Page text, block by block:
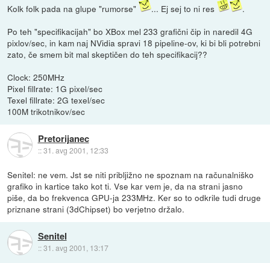
Kolk folk pada na glupe "rumorse"
... Ej sej to ni res
.
Po teh "specifikacijah" bo XBox mel 233 grafični čip in naredil 4G
pixlov/sec, in kam naj NVidia spravi 18 pipeline-ov, ki bi bli potrebni
zato, če smem bit mal skeptičen do teh specifikacij??
Clock: 250MHz
Pixel fillrate: 1G pixel/sec
Texel fillrate: 2G texel/sec
100M trikotnikov/sec
Pretorijanec
::31. avg 2001, 12:33
Senitel: ne vem. Jst se niti pribljižno ne spoznam na računalniško
grafiko in kartice tako kot ti. Vse kar vem je, da na strani jasno
piše, da bo frekvenca GPU-ja 233MHz. Ker so to odkrile tudi druge
priznane strani (3dChipset) bo verjetno držalo.
Senitel
::31. avg 2001, 13:17